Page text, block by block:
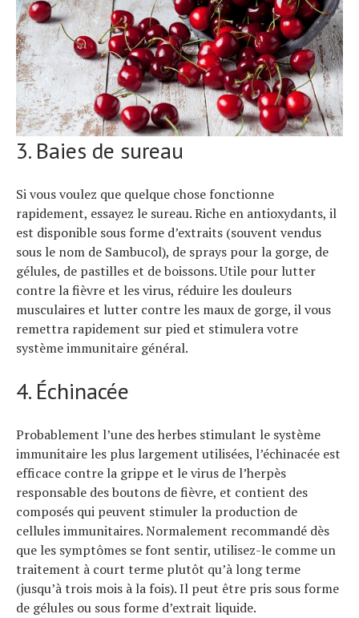
3. Baies de sureau
Si vous voulez que quelque chose fonctionne
rapidement, essayez le sureau. Riche en antioxydants, il
est disponible sous forme d’extraits (souvent vendus
sous le nom de Sambucol), de sprays pour la gorge, de
gélules, de pastilles et de boissons. Utile pour lutter
contre la fièvre et les virus, réduire les douleurs
musculaires et lutter contre les maux de gorge, il vous
remettra rapidement sur pied et stimulera votre
système immunitaire général.
4. Échinacée
Probablement l’une des herbes stimulant le système
immunitaire les plus largement utilisées, l’échinacée est
efficace contre la grippe et le virus de l’herpès
responsable des boutons de fièvre, et contient des
composés qui peuvent stimuler la production de
cellules immunitaires. Normalement recommandé dès
que les symptômes se font sentir, utilisez-le comme un
traitement à court terme plutôt qu’à long terme
(jusqu’à trois mois à la fois). Il peut être pris sous forme
de gélules ou sous forme d’extrait liquide.
Actualités
Technologies
Tests de produits
Tendances
Tous nos articles